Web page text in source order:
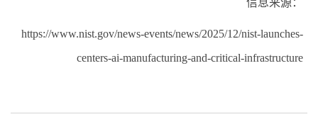
https://www.nist.gov/news-events/news/2025/12/nist-launches-
centers-ai-manufacturing-and-critical-infrastructure